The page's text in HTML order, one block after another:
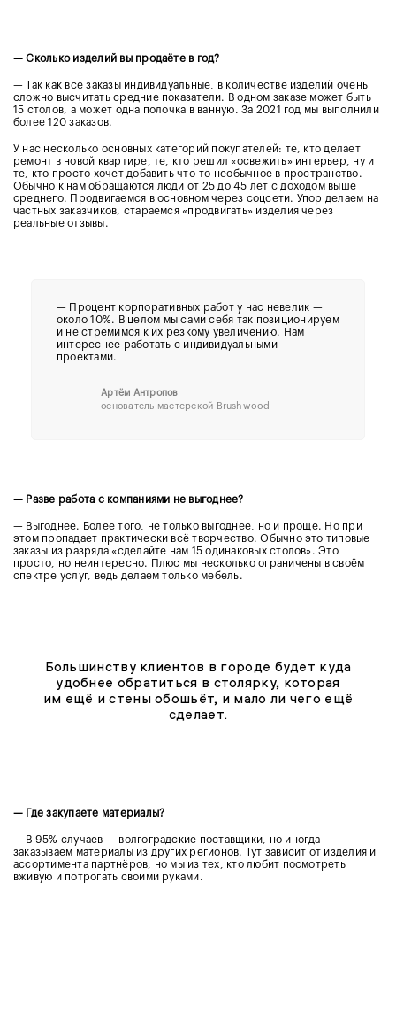
— Сколько изделий вы продаёте в год?
— Так как все заказы индивидуальные, в количестве изделий очень
сложно высчитать средние показатели. В одном заказе может быть
15 столов, а может одна полочка в ванную.За 2021 год мы выполнили
более 120 заказов.
У нас несколько основных категорий покупателей: те, кто делает
ремонт в новой квартире, те, кто решил «освежить» интерьер, ну и
те, кто просто хочет добавить что-то необычное в пространство.
Обычно к нам обращаются люди от 25 до 45 лет с доходом выше
среднего. Продвигаемся в основном через соцсети. Упор делаем на
частных заказчиков, стараемся «продвигать» изделия через
реальные отзывы.
— Процент корпоративных работ у нас невелик —
около 10%. В целом мы сами себя так позиционируем
и не стремимся к их резкому увеличению. Нам
интереснее работать с индивидуальными
проектами.
Артём Антропов
основатель мастерской Brushwood
— Разве работа с компаниями не выгоднее?
— Выгоднее. Более того, не только выгоднее, но и проще. Но при
этом пропадает практически всё творчество. Обычно это типовые
заказы из разряда «сделайте нам 15 одинаковых столов». Это
просто, но неинтересно. Плюс мы несколько ограничены в своём
спектре услуг, ведь делаем только мебель.
Большинству клиентов в городе будет куда
удобнее обратиться в столярку, которая
им ещё и стены обошьёт, и мало ли чего ещё
сделает.
— Где закупаете материалы?
— В 95% случаев — волгоградские поставщики, но иногда
заказываем материалы из других регионов. Тут зависит от изделия и
ассортимента партнёров, но мы из тех, кто любит посмотреть
вживую и потрогать своими руками.